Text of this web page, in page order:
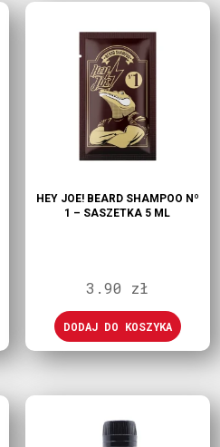
HEY JOE! BEARD SHAMPOO Nº
1 – SASZETKA 5 ML
3.90 zł
DODAJ DO KOSZYKA